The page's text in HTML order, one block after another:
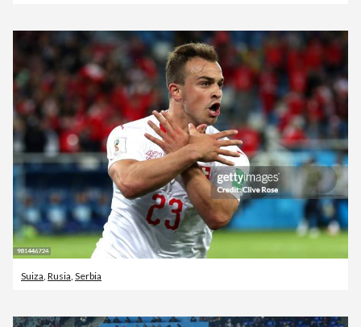
Suiza, Rusia, Serbia